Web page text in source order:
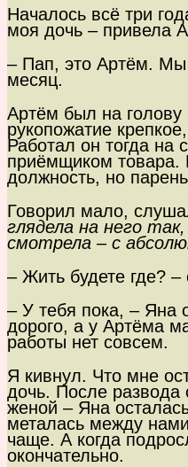
Началось всё три
моя дочь – привела
– Пап, это Артём. Мы
месяц.
Артём был на
рукопожатие
Работал он тогда на
приёмщиком товара.
должность, но
Говорил мало,
глядела на него
смотрела – с
– Жить будете где? –
– У тебя пока, – Яна
дорого, а у Артёма
работы нет совсем.
Я кивнул. Что мне
дочь. После
женой – Яна
металась между
чаще. А когда
окончательно.